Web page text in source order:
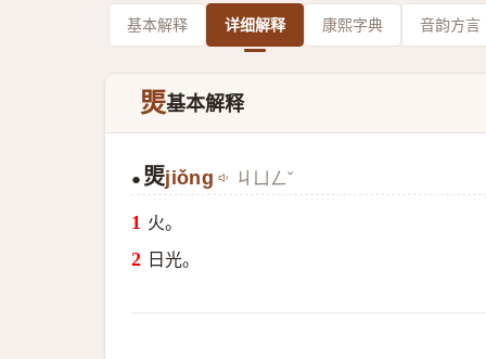
基本解释 详细解释 康熙字典 音韵方言
煚基本解释
● 煚jiǒng ㄐㄩㄥˇ
火。
日光。